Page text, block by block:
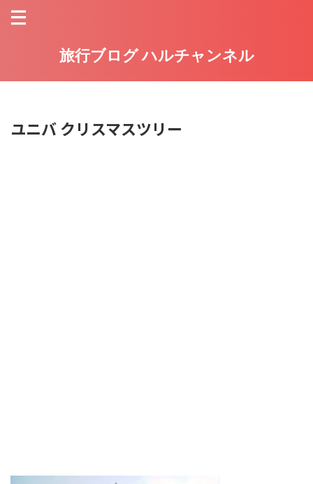
旅行ブログ ハルチャンネル
ユニバ クリスマスツリー